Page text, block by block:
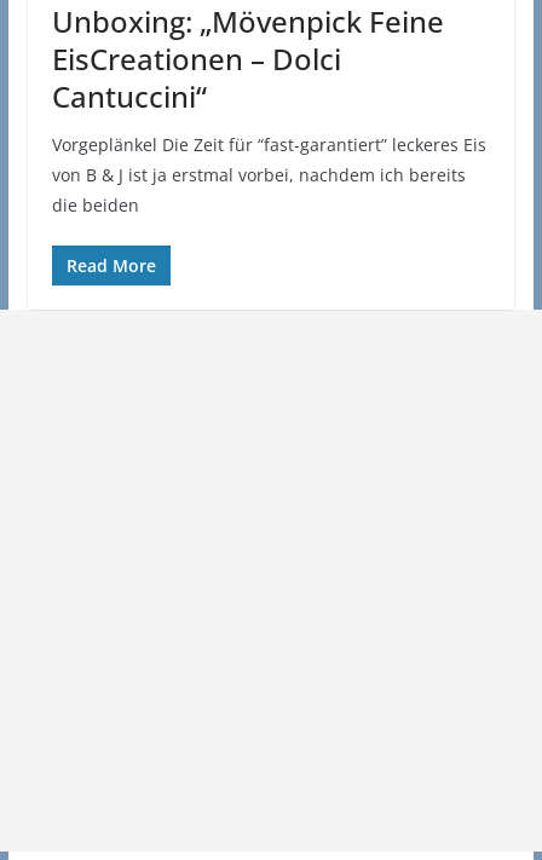
Unboxing: „Mövenpick Feine
EisCreationen – Dolci
Cantuccini“
Vorgeplänkel Die Zeit für “fast-garantiert” leckeres Eis
von B & J ist ja erstmal vorbei, nachdem ich bereits
die beiden
Read More